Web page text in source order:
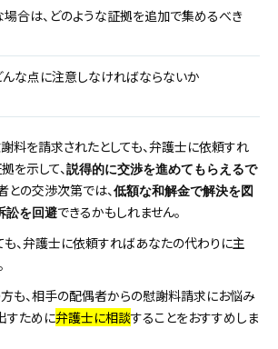
合は、どのような証拠を追加で集めるべき
んな点に注意しなければならないか
料を請求されたとしても、弁護士に依頼すれ
を示して、 説得的に交渉を進めてもらえるで
との交渉次第では、 低額な和解金で解決を図
訟を回避できるかもしれません。
も、弁護士に依頼すればあなたの代わりに主
も、相手の配偶者からの慰謝料請求にお悩み
すために弁護士に相談することをおすすめしま